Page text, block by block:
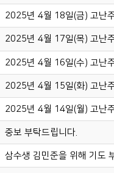
2025년 4월 18일(금) 고난
2025년 4월 17일(목) 고난
2025년 4월 16일(수) 고난
2025년 4월 15일(화) 고난
2025년 4월 14일(월) 고난
중보 부탁드립니다.
삼수생 김민준을 위해 기도